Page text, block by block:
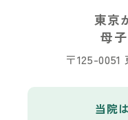
東京
母
〒125-
当院